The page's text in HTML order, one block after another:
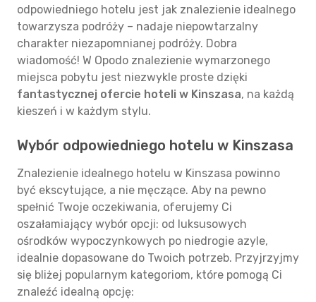
odpowiedniego hotelu jest jak znalezienie idealnego
towarzysza podróży – nadaje niepowtarzalny
charakter niezapomnianej podróży. Dobra
wiadomość! W Opodo znalezienie wymarzonego
miejsca pobytu jest niezwykle proste dzięki
fantastycznej ofercie hoteli w Kinszasa, na każdą
kieszeń i w każdym stylu.
Wybór odpowiedniego hotelu w Kinszasa
Znalezienie idealnego hotelu w Kinszasa powinno
być ekscytujące, a nie męczące. Aby na pewno
spełnić Twoje oczekiwania, oferujemy Ci
oszałamiający wybór opcji: od luksusowych
ośrodków wypoczynkowych po niedrogie azyle,
idealnie dopasowane do Twoich potrzeb. Przyjrzyjmy
się bliżej popularnym kategoriom, które pomogą Ci
znaleźć idealną opcję: